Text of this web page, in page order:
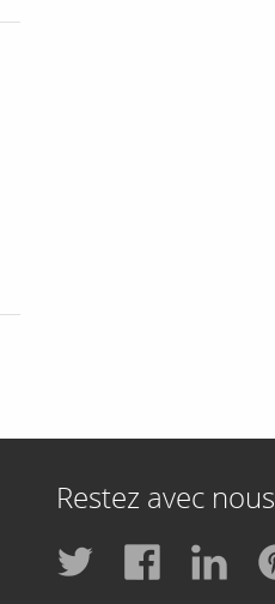
Restez avec nous